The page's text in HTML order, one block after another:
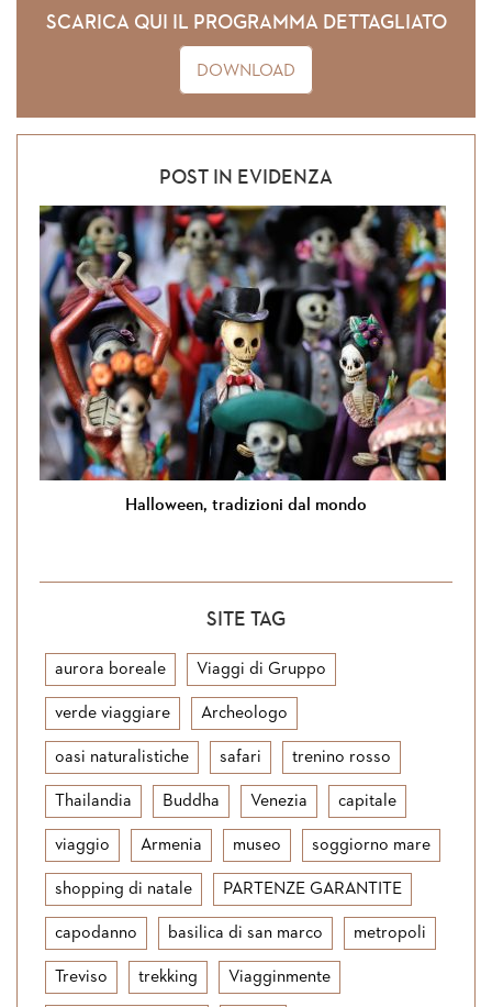
SCARICA QUI IL PROGRAMMA DETTAGLIATO
DOWNLOAD
POST IN EVIDENZA
Halloween, tradizioni dal mondo
SITE TAG
aurora boreale Viaggi di Gruppo
verde viaggiare Archeologo
oasi naturalistiche safari trenino rosso
Thailandia Buddha Venezia capitale
viaggio Armenia museo soggiorno mare
shopping di natale PARTENZE GARANTITE
capodanno basilica di san marco metropoli
Treviso trekking Viagginmente